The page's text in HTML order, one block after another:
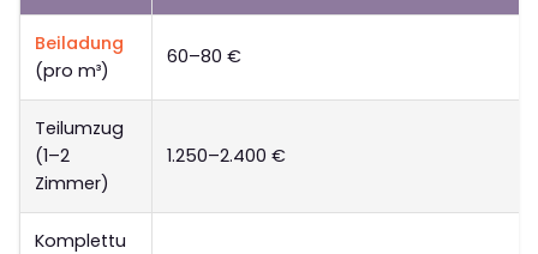
Beiladung
(pro m³)
60–80 €
Teilumzug
(1–2
Zimmer)
1.250–2.400 €
Komplettu